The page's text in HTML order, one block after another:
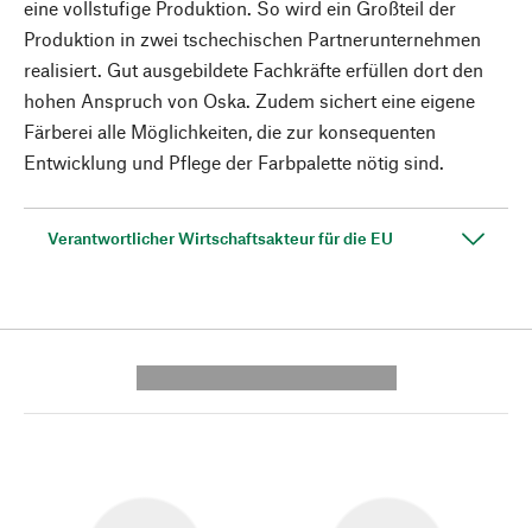
eine vollstufige Produktion. So wird ein Großteil der
Produktion in zwei tschechischen Partnerunternehmen
realisiert. Gut ausgebildete Fachkräfte erfüllen dort den
hohen Anspruch von Oska. Zudem sichert eine eigene
Färberei alle Möglichkeiten, die zur konsequenten
Entwicklung und Pflege der Farbpalette nötig sind.
Verantwortlicher Wirtschaftsakteur für die EU